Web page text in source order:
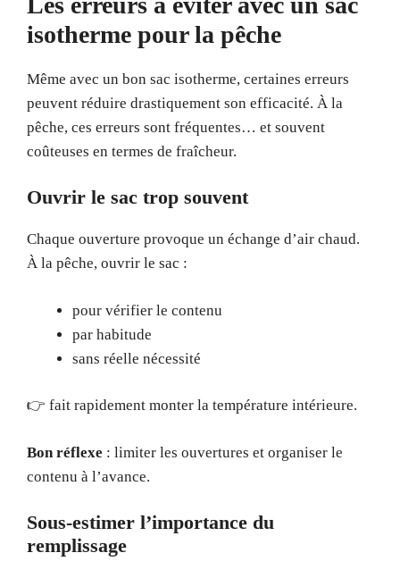
isotherme pour la pêche
Même avec un bon sac isotherme, certaines erreurs
peuvent réduire drastiquement son efficacité. À la
pêche, ces erreurs sont fréquentes… et souvent
coûteuses en termes de fraîcheur.
Ouvrir le sac trop souvent
Chaque ouverture provoque un échange d’air chaud.
À la pêche, ouvrir le sac :
pour vérifier le contenu
par habitude
sans réelle nécessité
👉 fait rapidement monter la température intérieure.
Bon réflexe : limiter les ouvertures et organiser le
contenu à l’avance.
Sous-estimer l’importance du
remplissage